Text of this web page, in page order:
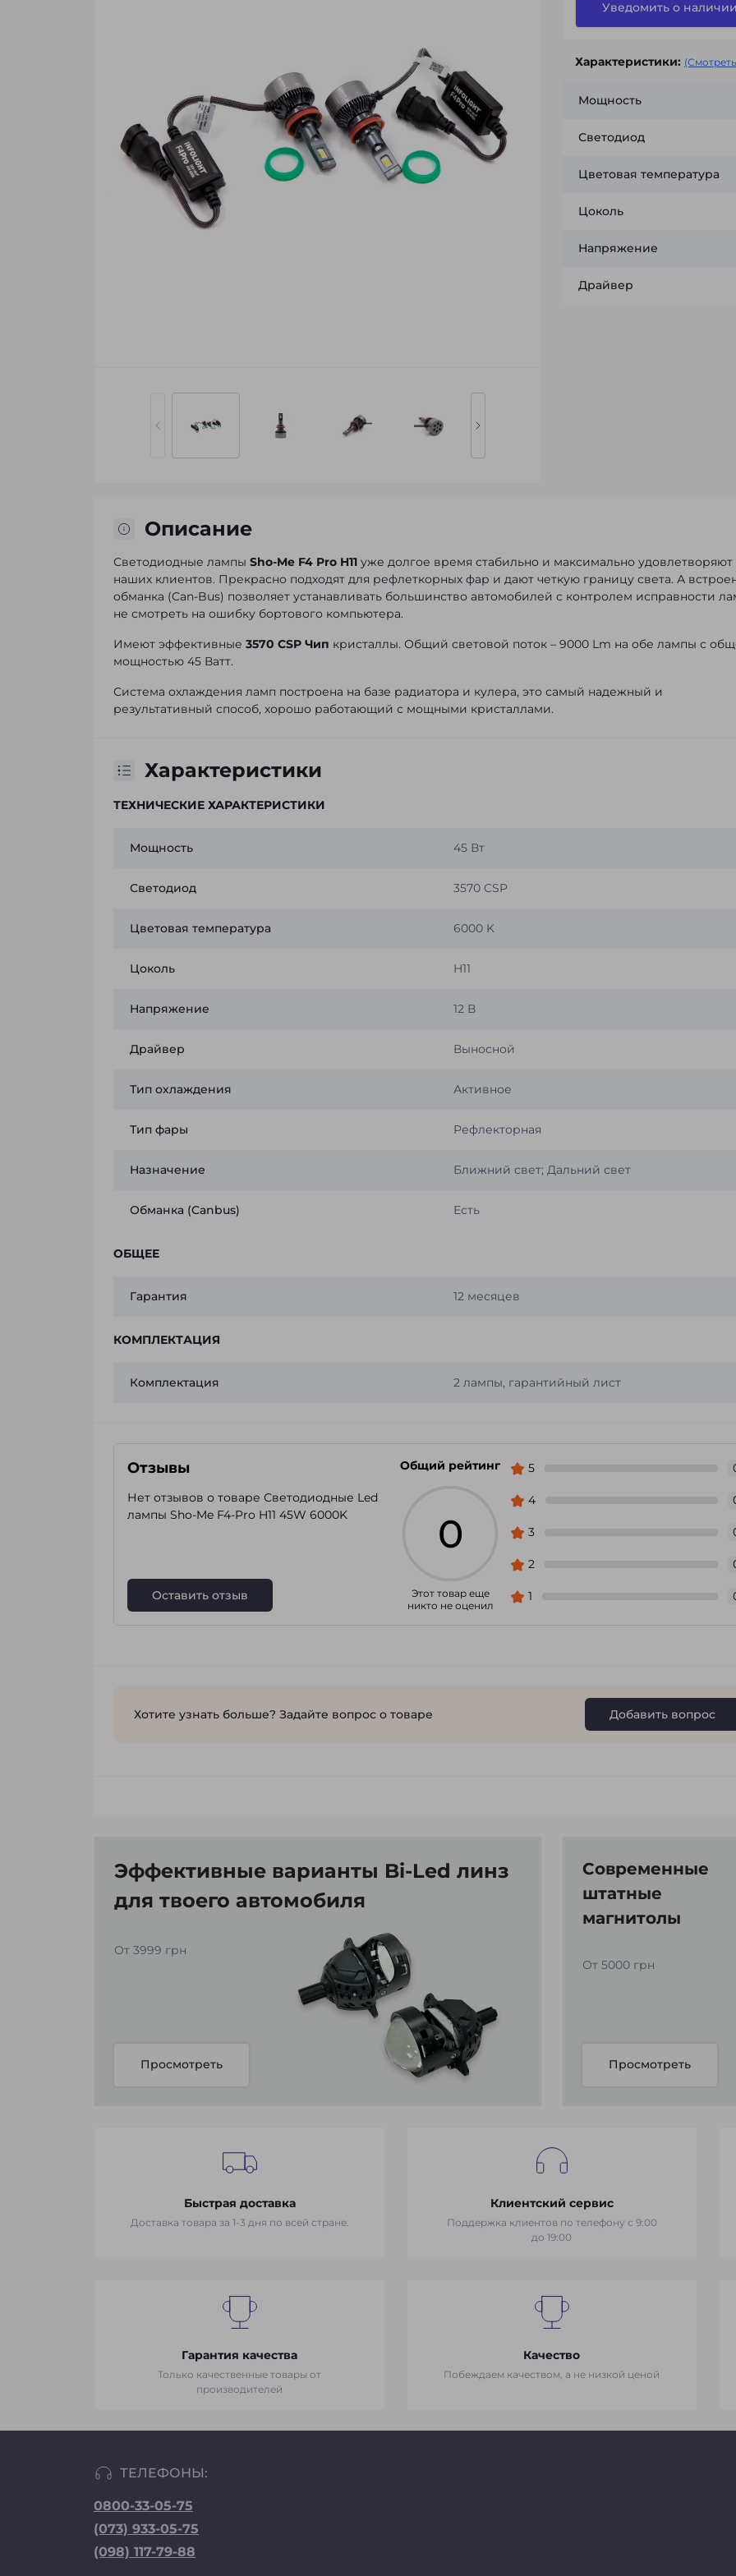
Уведомить о
Характеристики:
Мощность
Светодиод
Цветовая температура
Цоколь
Напряжение
Драйвер
Описание
Светодиодные лампы Sho-Me F4 Pro H11 уже долгое время стабильно и максимально удовлетворяют
наших клиентов. Прекрасно подходят для рефлеткорных фар и дают четкую границу света. А
обманка (Can-Bus) позволяет устанавливать большинство автомобилей с контролем исправности
не смотреть на ошибку бортового компьютера.
Имеют эффективные 3570 CSP Чип кристаллы. Общий световой поток – 9000 Lm на обе лампы с
мощностью 45 Ватт.
Система охлаждения ламп построена на базе радиатора и кулера, это самый надежный и
результативный способ, хорошо работающий с мощными кристаллами.
Характеристики
ТЕХНИЧЕСКИЕ ХАРАКТЕРИСТИКИ
Мощность 45 Вт
Светодиод 3570 CSP
Цветовая температура 6000 K
Цоколь H11
Напряжение 12 В
Драйвер Выносной
Тип охлаждения Активное
Тип фары Рефлекторная
Назначение Ближний свет; Дальний свет
Обманка (Canbus) Есть
ОБЩЕЕ
Гарантия 12 месяцев
КОМПЛЕКТАЦИЯ
Комплектация 2 лампы, гарантийный лист
Отзывы
Нет отзывов о товаре Светодиодные Led
лампы Sho-Me F4-Pro H11 45W 6000K
Оставить отзыв
Общий рейтинг
0
Этот товар еще
никто не оценил
5
4
3
2
1
Хотите узнать больше? Задайте вопрос о товаре Добавить вопрос
Эффективные варианты Bi-Led линз
для твоего автомобиля
От 3999 грн
Просмотреть
Современные
штатные
магнитолы
От 5000 грн
Просмотреть
Быстрая доставка
Доставка товара за 1-3 дня по всей стране.
Клиентский сервис
Поддержка клиентов по телефону с 9:00
до 19:00
Гарантия качества
Только качественные товары от
производителей
Качество
Побеждаем качеством, а не низкой ценой
ТЕЛЕФОНЫ:
0800-33-05-75
(073) 933-05-75
(098) 117-79-88